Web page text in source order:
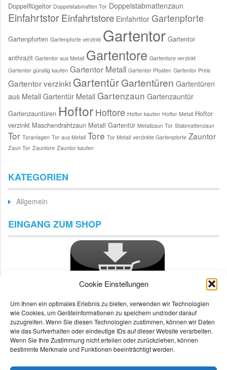
Cookie Einstellungen
Um Ihnen ein optimales Erlebnis zu bieten, verwenden wir Technologien
wie Cookies, um Geräteinformationen zu speichern und/oder darauf
zuzugreifen. Wenn Sie diesen Technologien zustimmen, können wir Daten
wie das Surfverhalten oder eindeutige IDs auf dieser Website verarbeiten.
Wenn Sie Ihre Zustimmung nicht erteilen oder zurückziehen, können
bestimmte Merkmale und Funktionen beeinträchtigt werden.
Doppelflügeltor Doppelstabmatten Tor Doppelstabmattenzaun
EinfahrtstorEinfahrtstore Einfahrttor Gartenpforte
Gartenpforten Gartenpforte verzinkt Gartentor Gartentor
anthrazit Gartentor aus Metall Gartentore Gartentore verzinkt
Gartentor günstig kaufen Gartentor Metall Gartentor Pfosten Gartentor Preis
Gartentor verzinkt GartentürGartentüren Gartentüren
aus Metall Gartentür Metall Gartenzaun Gartenzauntür
Gartenzauntüren Hoftor Hoftore Hoftor kaufen Hoftor Metall Hoftor
verzinkt Maschendrahtzaun Metall Gartentür Metallzaun Tor Stabmattenzaun
Tor Toranlagen Tor aus Metall Tore Tor Metall verzinkte Gartenpforte Zauntor
Zaun Tor Zauntore Zauntor kaufen
KATEGORIEN
Allgemein
EINGANG ZUM SHOP